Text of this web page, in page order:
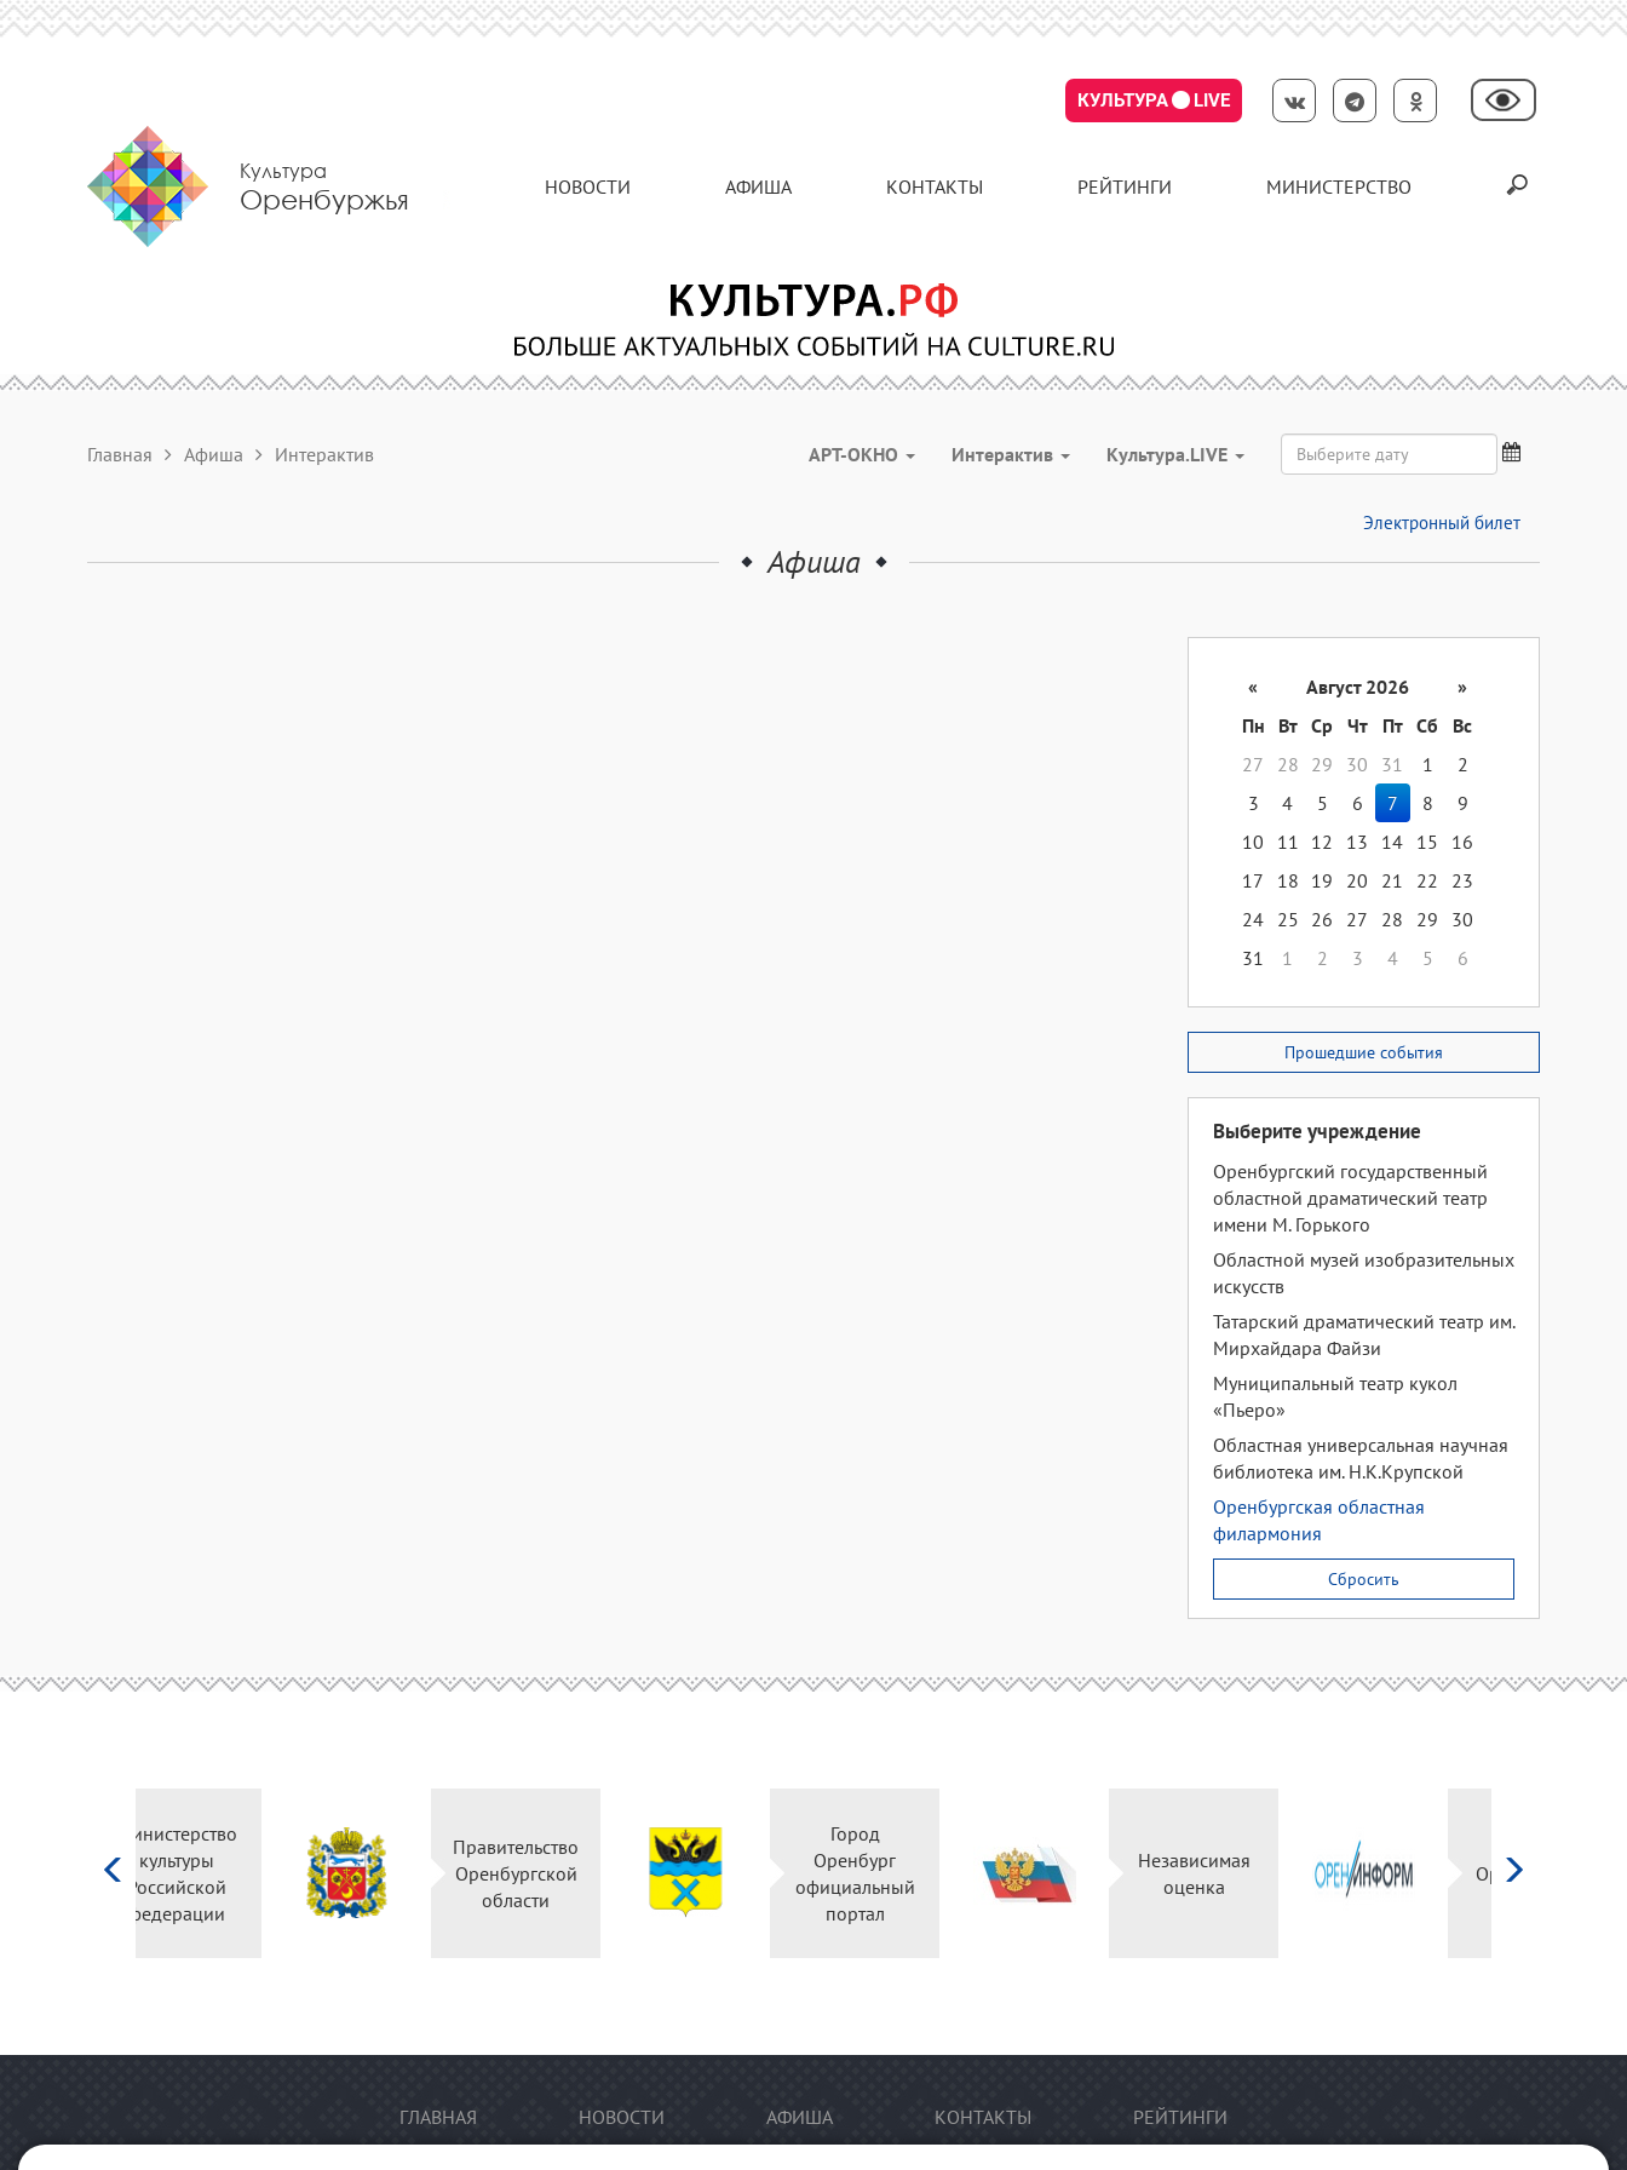
КУЛЬТУРА LIVE
Культура
Оренбуржья НОВОСТИ АФИША КОНТАКТЫ РЕЙТИНГИ МИНИСТЕРСТВО
Главная Афиша Интерактив АРТ-ОКНО Интерактив Культура.LIVE
Электронный билет
Афиша
« Август 2026
»
Пн
Вт Ср Чт Пт Сб
Вс
27
28 29 30 31 1
2
3
4 5 6 7 8
9
10
11 12 13 14 15
16
17
18 19 20 21 22
23
24 25 26 27 28 29
30
31
1 2 3 4 5 6
Прошедшие события
Выберите учреждение
Оренбургский государственный
областной драматический театр
имени М. Горького
Областной музей изобразительных
искусств
Татарский драматический театр им.
Мирхайдара Файзи
Муниципальный театр кукол
«Пьеро»
Областная универсальная научная
библиотека им. Н.К.Крупской
Оренбургская областная
филармония
Сбросить
Министерство
культуры
Российской
федерации
Правительство
Оренбургской
области
Оренбург
официальный
Независимая
оценка
ГЛАВНАЯ НОВОСТИ АФИША КОНТАКТЫ РЕЙТИНГИ